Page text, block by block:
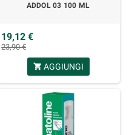
ADDOL 03 100 ML
19,12 €
23,90 €
shopping_cart AGGIUNGI